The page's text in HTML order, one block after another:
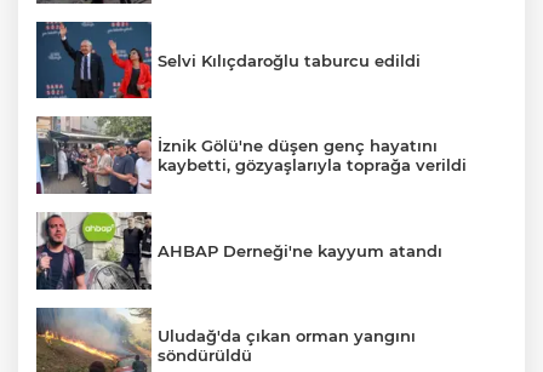
Selvi Kılıçdaroğlu taburcu edildi
İznik Gölü'ne düşen genç hayatını
kaybetti, gözyaşlarıyla toprağa verildi
AHBAP Derneği'ne kayyum atandı
Uludağ'da çıkan orman yangını
söndürüldü